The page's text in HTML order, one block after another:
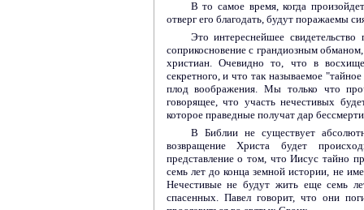
В то самое время, когда
отверг его благодать, будут поражаемы
Это интереснейшее
соприкосновение с грандиозным
христиан. Очевидно то, что в
секретного, и что так называемое
плод воображения. Мы только что
говорящее, что участь нечестивых
которое праведные получат дар
В Библии не существует
возвращение Христа будет
представление о том, что Иисус тайно
семь лет до конца земной истории, не
Нечестивые не будут жить еще семь
спасенных. Павел говорит, что они